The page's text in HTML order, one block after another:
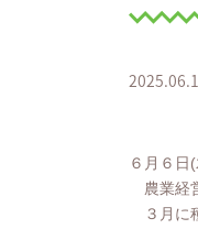
６月６日
農業経
３月に